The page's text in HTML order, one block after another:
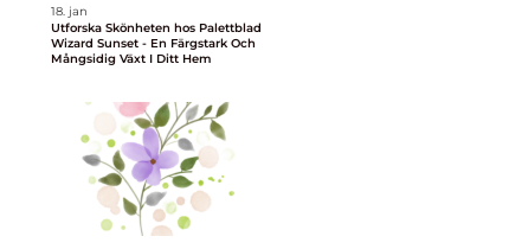
18. jan
Utforska Skönheten hos Palettblad
Wizard Sunset - En Färgstark Och
Mångsidig Växt I Ditt Hem